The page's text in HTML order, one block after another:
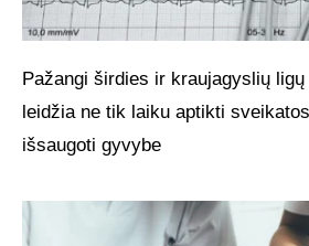
Pažangi širdies ir kraujagyslių
leidžia ne tik laiku aptikti
išsaugoti gyvybe